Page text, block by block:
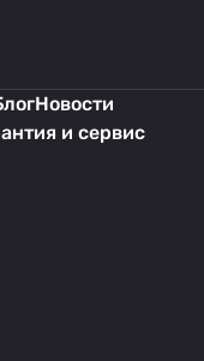
Новости
и сервис